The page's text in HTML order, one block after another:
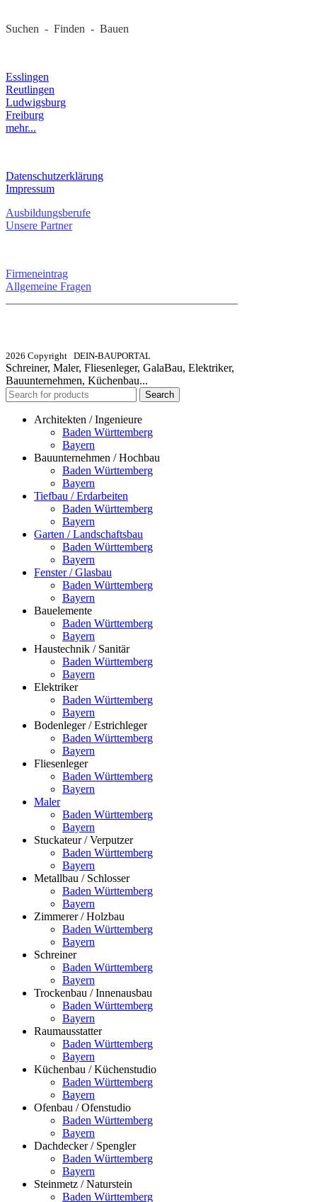
Suchen - Finden - Bauen
Esslingen
Reutlingen
Ludwigsburg
Freiburg
mehr...
Datenschutzerklärung
Impressum
Ausbildungsberufe
Unsere Partner
Firmeneintrag
Allgemeine Fragen
2026 Copyright DEIN-BAUPORTAL
Schreiner, Maler, Fliesenleger, GalaBau, Elektriker,
Bauunternehmen, Küchenbau...
Search
Architekten / Ingenieure
Baden Württemberg
Bayern
Bauunternehmen / Hochbau
Baden Württemberg
Bayern
Tiefbau / Erdarbeiten
Baden Württemberg
Bayern
Garten / Landschaftsbau
Baden Württemberg
Bayern
Fenster / Glasbau
Baden Württemberg
Bayern
Bauelemente
Baden Württemberg
Bayern
Haustechnik / Sanitär
Baden Württemberg
Bayern
Elektriker
Baden Württemberg
Bayern
Bodenleger / Estrichleger
Baden Württemberg
Bayern
Fliesenleger
Baden Württemberg
Bayern
Maler
Baden Württemberg
Bayern
Stuckateur / Verputzer
Baden Württemberg
Bayern
Metallbau / Schlosser
Baden Württemberg
Bayern
Zimmerer / Holzbau
Baden Württemberg
Bayern
Schreiner
Baden Württemberg
Bayern
Trockenbau / Innenausbau
Baden Württemberg
Bayern
Raumausstatter
Baden Württemberg
Bayern
Küchenbau / Küchenstudio
Baden Württemberg
Bayern
Ofenbau / Ofenstudio
Baden Württemberg
Bayern
Dachdecker / Spengler
Baden Württemberg
Bayern
Steinmetz / Naturstein
Baden Württemberg